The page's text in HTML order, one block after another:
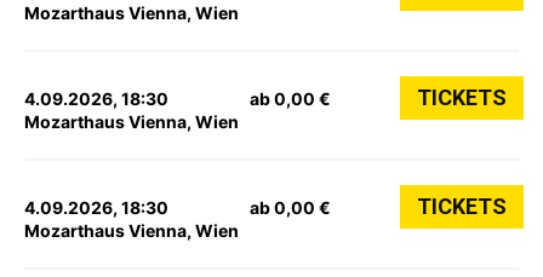
Mozarthaus Vienna, Wien
4.09.2026, 18:30
Mozarthaus Vienna, Wien
ab 0,00 € TICKETS
4.09.2026, 18:30
Mozarthaus Vienna, Wien
ab 0,00 € TICKETS